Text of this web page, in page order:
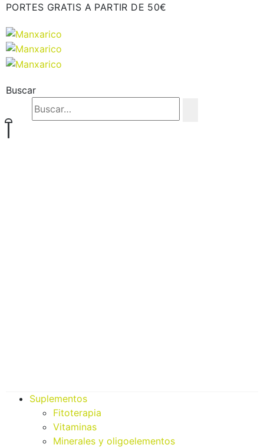
PORTES GRATIS A PARTIR DE 50€
Buscar
Suplementos
Fitoterapia
Vitaminas
Minerales y oligoelementos